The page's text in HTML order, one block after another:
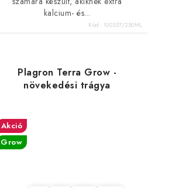
kalcium- és...
Kód: 100357/250ML
Plagron Terra Grow -
növekedési trágya
Akció
Grow